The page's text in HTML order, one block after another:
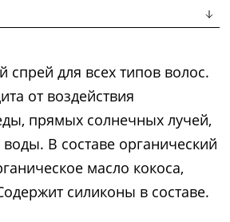
спрей для всех типов волос.
от воздействия
прямых солнечных лучей,
В составе органический
масло кокоса,
силиконы в составе.